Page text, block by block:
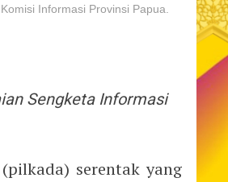
Informasi Provinsi Papua.
Sengketa Informasi
serentak yang